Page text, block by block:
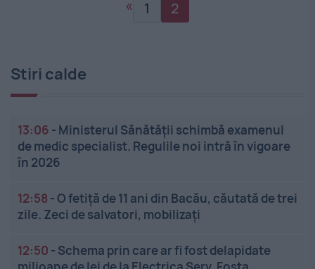
« 1 2
Stiri calde
13:06 - Ministerul Sănătății schimbă examenul
de medic specialist. Regulile noi intră în vigoare
în 2026
12:58 -O fetiță de 11 ani din Bacău, căutată de trei
zile. Zeci de salvatori, mobilizați
12:50 - Schema prin care ar fi fost delapidate